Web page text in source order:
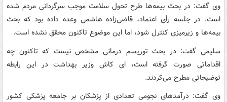
وی گفت: در بحث بیمه‌ها طرح تحول سلامت موجب سرگردانی مردم شده
است. در جلسه رأی اعتماد، قاضی‌زاده هاشمی وعده داده بود که بحث
بیمه‌ها و زیرمیزی کنترل شود، اما این موضوع تاکنون محقق نشده است.
سلیمی گفت: در بحث توریسم درمانی مشخص نیست که تاکنون چه
اقداماتی صورت گرفته‌ است، ای کاش وزیر بهداشت در این رابطه
توضیحاتی مطرح می‌کردند.
وی گفت: درآمدهای نجومی تعدادی از پزشکان بر جامعه پزشکی کشور